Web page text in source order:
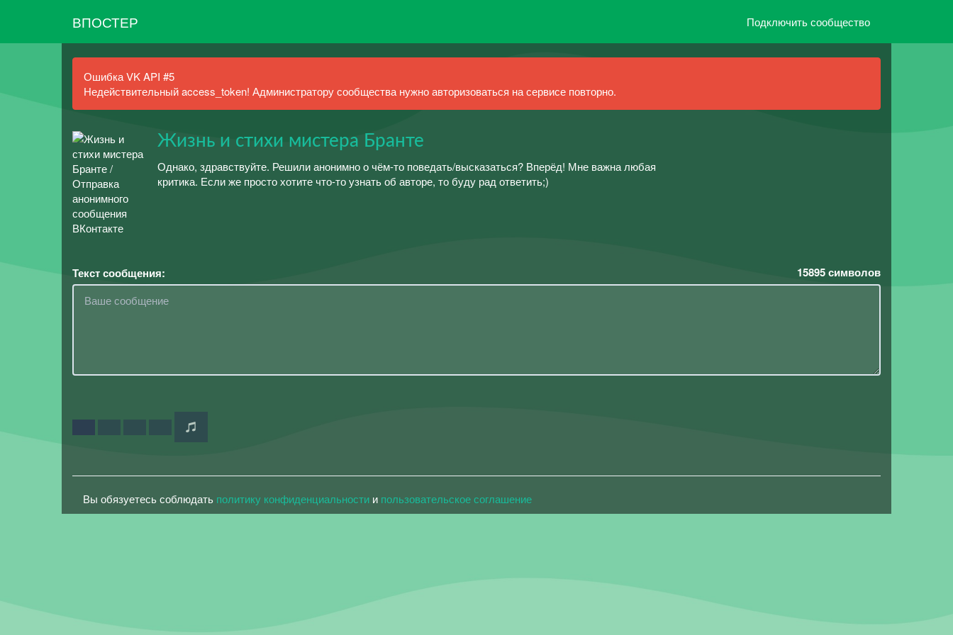
ВПОСТЕР Подключить сообщество
Ошибка VK API #5
Недействительный access_token! Администратору сообщества нужно авторизоваться на сервисе повторно.
Жизнь и стихи мистера Бранте
Однако, здравствуйте. Решили анонимно о чём-то поведать/высказаться? Вперёд! Мне важна любая
критика. Если же просто хотите что-то узнать об авторе, то буду рад ответить;)
Текст сообщения: 15895символов
Вы обязуетесь соблюдать политику конфиденциальности и пользовательское соглашение